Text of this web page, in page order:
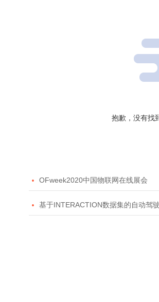
抱歉，没有找
 OFweek2020中国物联网在线展会
 基于INTERACTION数据集的自动驾驶预测模型